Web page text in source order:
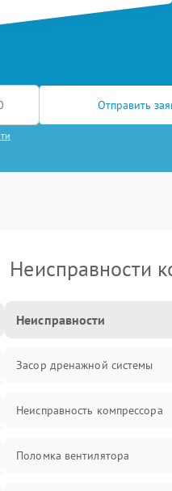
Отправить
Неисправности
Неисправности
Засор дренажной системы
Неисправность компрессора
Поломка вентилятора